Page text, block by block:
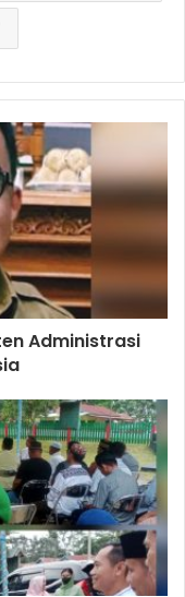
Administrasi